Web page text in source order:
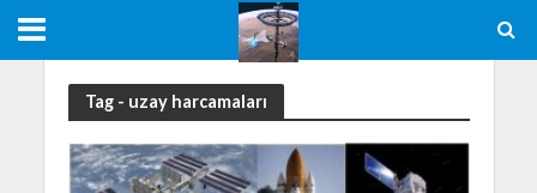
Tag - uzay harcamaları